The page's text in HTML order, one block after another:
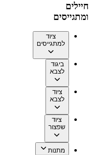
חיילים
ומתגייסים
ציוד
למתגייסים
ביגוד
לצבא
ציוד
לצבא
ציוד
שפצור
מתנות